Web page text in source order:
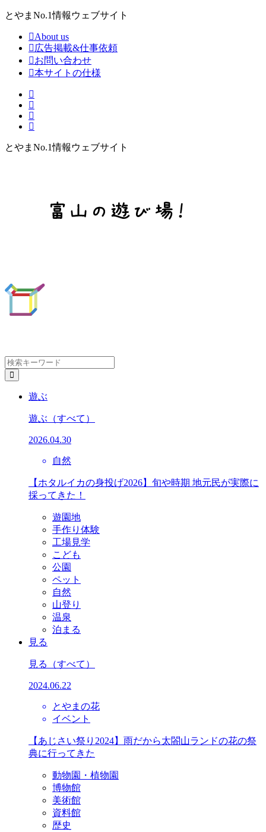
とやまNo.1情報ウェブサイト
About us
広告掲載&仕事依頼
お問い合わせ
本サイトの仕様
とやまNo.1情報ウェブサイト
遊ぶ
遊ぶ （すべて）
2026.04.30
自然
【ホタルイカの身投げ2026】旬や時期 地元民が実際に
採ってきた！
遊園地
手作り体験
工場見学
こども
公園
ペット
自然
山登り
温泉
泊まる
見る
見る （すべて）
2024.06.22
とやまの花
イベント
【あじさい祭り2024】雨だから太閤山ランドの花の祭
典に行ってきた
動物園・植物園
博物館
美術館
資料館
歴史